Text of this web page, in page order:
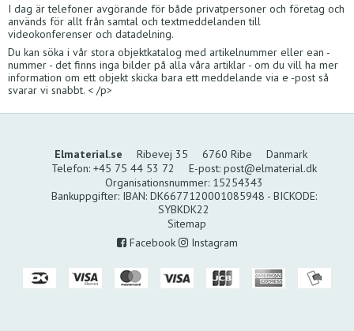
I dag är telefoner avgörande för både privatpersoner och företag och
används för allt från samtal och textmeddelanden till
videokonferenser och datadelning.
Du kan söka i vår stora objektkatalog med artikelnummer eller ean -
nummer - det finns inga bilder på alla våra artiklar - om du vill ha mer
information om ett objekt skicka bara ett meddelande via e -post så
svarar vi snabbt. < /p>
Elmaterial.se Ribevej 35 6760 Ribe
Danmark
Telefon: +45 75 44 53 72 E-post: post@elmaterial.dk
Organisationsnummer:15254343
Bankuppgifter:IBAN: DK6677120001085948 - BICKODE:
SYBKDK22
Sitemap
Facebook
Instagram